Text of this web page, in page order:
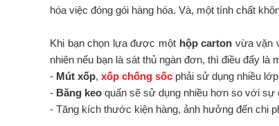
hóa việc đóng gói hàng hóa. Và, một tính chất
Khi bạn chọn lựa được một hộp carton vừa vặn
nhiên nếu bạn là sát thủ ngàn đơn, thì điều đấy
- Mút xốp, xốp chống sốc phải sử dụng nhiều
- Băng keo quấn sẽ sử dụng nhiều hơn so với sự
- Tăng kích thước kiện hàng, ảnh hưởng đến chi